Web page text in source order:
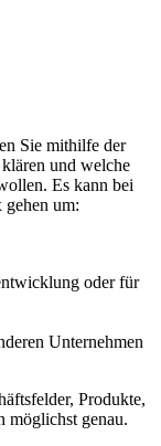
Sie mithilfe der
und welche
Es kann bei
um:
oder für
Unternehmen
Produkte,
möglichst genau.